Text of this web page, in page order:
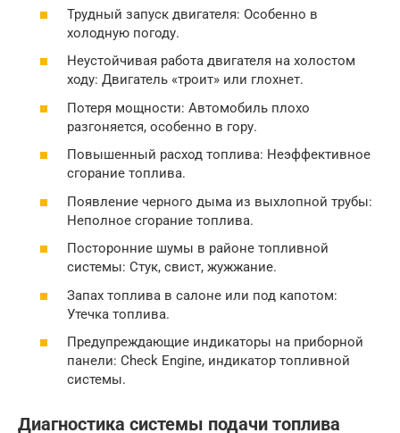
Трудный запуск двигателя: Особенно в
холодную погоду.
Неустойчивая работа двигателя на холостом
ходу: Двигатель «троит» или глохнет.
Потеря мощности: Автомобиль плохо
разгоняется, особенно в гору.
Повышенный расход топлива: Неэффективное
сгорание топлива.
Появление черного дыма из выхлопной трубы:
Неполное сгорание топлива.
Посторонние шумы в районе топливной
системы: Стук, свист, жужжание.
Запах топлива в салоне или под капотом:
Утечка топлива.
Предупреждающие индикаторы на приборной
панели: Check Engine, индикатор топливной
системы.
Диагностика системы подачи топлива